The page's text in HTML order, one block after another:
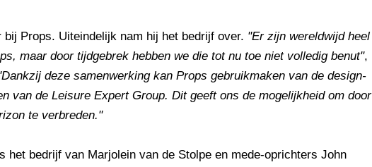
bij Props. Uiteindelijk nam hij het bedrijf over. "Er zijn wereldwijd heel
maar door tijdgebrek hebben we die tot nu toe niet volledig benut",
deze samenwerking kan Props gebruikmaken van de design-
van de Leisure Expert Group. Dit geeft ons de mogelijkheid om door
te verbreden."
het bedrijf van Marjolein van de Stolpe en mede-oprichters John